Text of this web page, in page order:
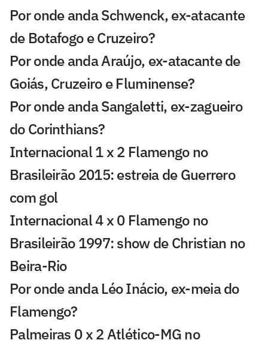
Por onde anda Schwenck, ex-atacante
de Botafogo e Cruzeiro?
Por onde anda Araújo, ex-atacante de
Goiás, Cruzeiro e Fluminense?
Por onde anda Sangaletti, ex-zagueiro
do Corinthians?
Internacional 1 x 2 Flamengo no
Brasileirão 2015: estreia de Guerrero
com gol
Internacional 4 x 0 Flamengo no
Brasileirão 1997: show de Christian no
Beira-Rio
Por onde anda Léo Inácio, ex-meia do
Flamengo?
Palmeiras 0 x 2 Atlético-MG no